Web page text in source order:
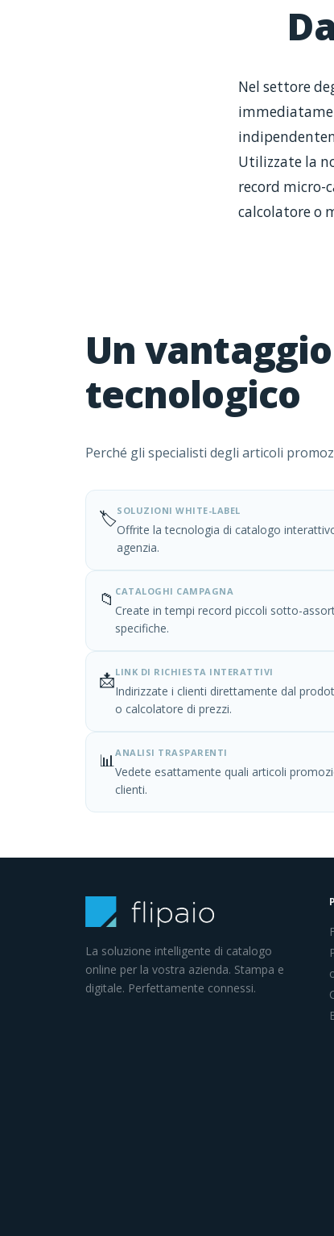
Nel settore
Utilizzate la
record micro-
calcolatore o
Un vantaggio
tecnologico
Perché gli specialisti degli articoli
🏷️SOLUZIONI WHITE-LABEL
Offrite la tecnologia di catalogo
agenzia.
📁 CATALOGHI CAMPAGNA
Create in tempi record piccoli sotto-
specifiche.
📩LINK DI RICHIESTA INTERATTIVI
Indirizzate i clienti direttamente dal
o calcolatore di prezzi.
📊ANALISI TRASPARENTI
Vedete esattamente quali articoli
clienti.
La soluzione intelligente di catalogo
online per la vostra azienda. Stampa e
digitale. Perfettamente connessi.